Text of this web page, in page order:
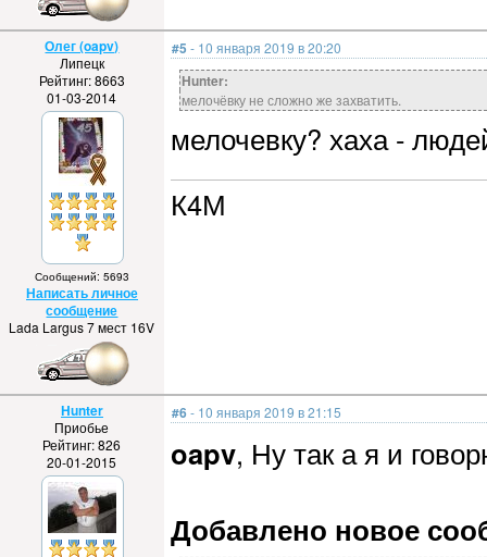
Олег (oapv)
Липецк
Рейтинг: 8663
01-03-2014
Сообщений: 5693
Написать личное
сообщение
Lada Largus 7 мест 16V
#5 - 10 января 2019 в 20:20
Hunter:
мелочёвку не сложно же захватить.
мелочевку? хаха -
К4М
Hunter
Приобье
Рейтинг: 826
20-01-2015
#6- 10 января 2019 в 21:15
oapv, Ну так а я и
Добавлено новое